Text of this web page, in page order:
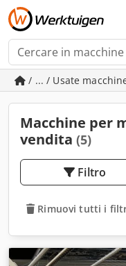
/ ... / Usate
Macchine per
vendita (5)
Filtro
Rimuovi tutti i